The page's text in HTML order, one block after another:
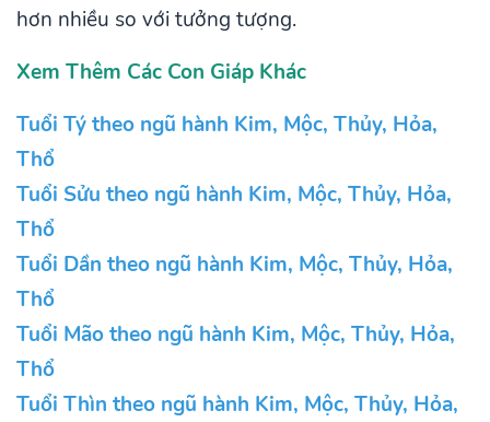
hơn nhiều so với tưởng tượng.
Xem Thêm Các Con Giáp Khác
Tuổi Tý theo ngũ hành Kim, Mộc, Thủy, Hỏa,
Thổ
Tuổi Sửu theo ngũ hành Kim, Mộc, Thủy, Hỏa,
Thổ
Tuổi Dần theo ngũ hành Kim, Mộc, Thủy, Hỏa,
Thổ
Tuổi Mão theo ngũ hành Kim, Mộc, Thủy, Hỏa,
Thổ
Tuổi Thìn theo ngũ hành Kim, Mộc, Thủy, Hỏa,